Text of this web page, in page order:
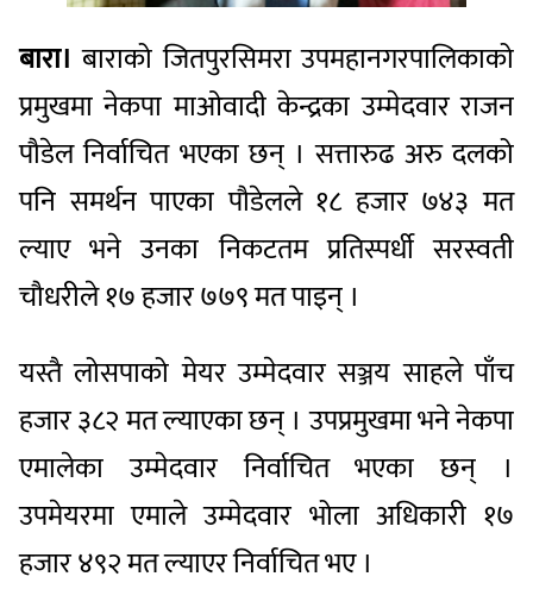
बारा। बाराको जितपुरसिमरा उपमहानगरपालिकाको
प्रमुखमा नेकपा माओवादी केन्द्रका उम्मेदवार राजन
पौडेल निर्वाचित भएका छन् । सत्तारुढ अरु दलको
पनि समर्थन पाएका पौडेलले १८ हजार ७४३ मत
ल्याए भने उनका निकटतम प्रतिस्पर्धी सरस्वती
चौधरीले १७ हजार ७७९ मत पाइन् ।
यस्तै लोसपाको मेयर उम्मेदवार सञ्जय साहले पाँच
हजार ३८२ मत ल्याएका छन् । उपप्रमुखमा भने नेकपा
एमालेका उम्मेदवार निर्वाचित भएका छन् ।
उपमेयरमा एमाले उम्मेदवार भोला अधिकारी १७
हजार ४९२ मत ल्याएर निर्वाचित भए ।